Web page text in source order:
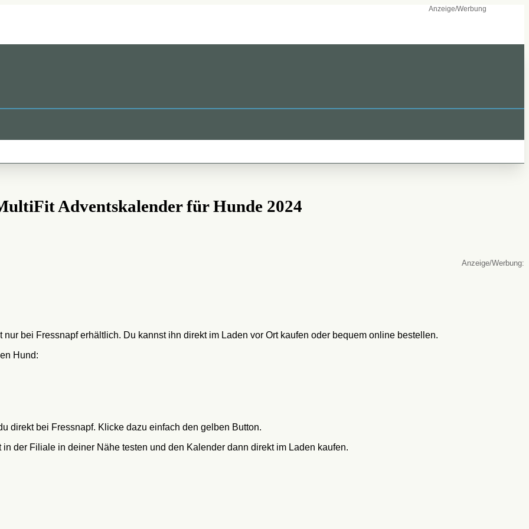
Adventskalender für Hunde 2024
:
bei Fressnapf erhältlich. Du kannst ihn direkt im Laden vor Ort kaufen oder bequem online bestellen.
Hund:
direkt bei Fressnapf. Klicke dazu einfach den gelben Button.
der Filiale in deiner Nähe testen und den Kalender dann direkt im Laden kaufen.